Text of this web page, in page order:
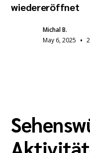
wiedereröffnet
Michal B.
May 6, 2025 •